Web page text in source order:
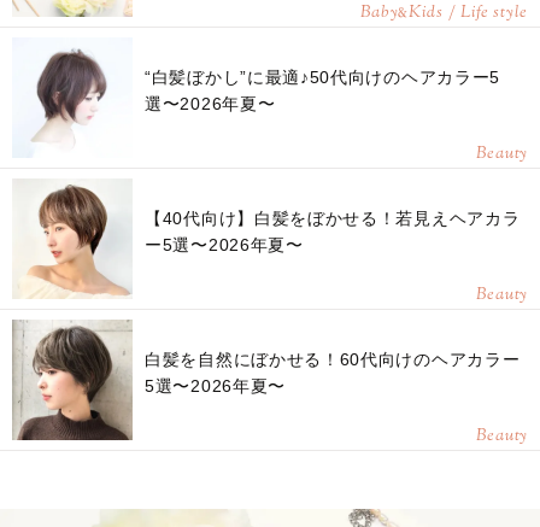
Baby&Kids / Life style
“白髪ぼかし”に最適♪50代向けのヘアカラー5
選〜2026年夏〜
Beauty
【40代向け】白髪をぼかせる！若見えヘアカラ
ー5選〜2026年夏〜
Beauty
白髪を自然にぼかせる！60代向けのヘアカラー
5選〜2026年夏〜
Beauty